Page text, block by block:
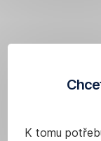
K tomu